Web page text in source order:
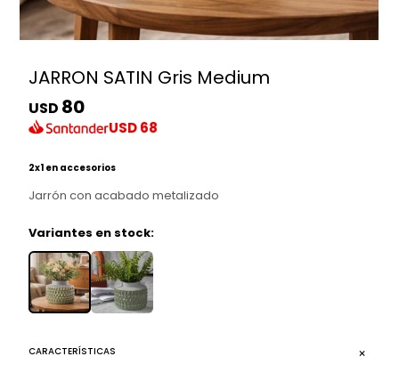
JARRON SATIN Gris Medium
USD 80
USD68
2x1 en accesorios
Jarrón con acabado metalizado
Variantes en stock:
CARACTERÍSTICAS